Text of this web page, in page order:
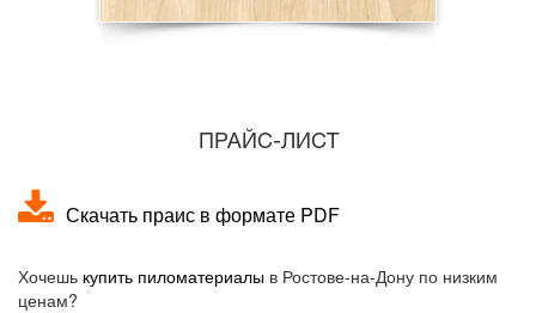
ПРАЙС-ЛИСТ
Скачать праис в формате PDF
Хочешь купить пиломатериалы в Ростове-на-Дону по низким
ценам?